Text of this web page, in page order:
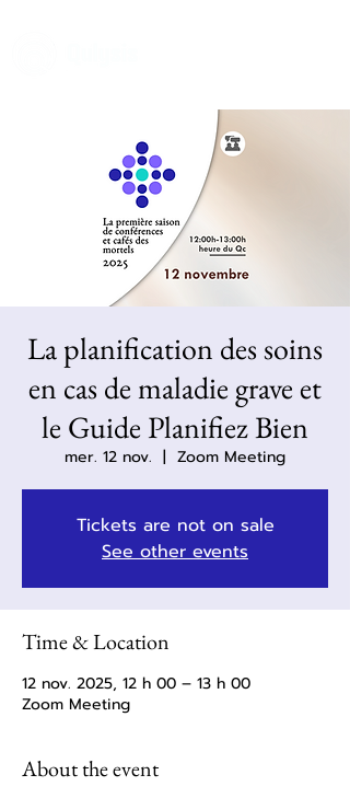
La planification des soins
en cas de maladie grave et
le Guide Planifiez Bien
mer. 12 nov.
  |
Zoom Meeting
Tickets are not on sale
See other events
Time & Location
12 nov. 2025, 12 h 00 – 13 h 00
Zoom Meeting
About the event